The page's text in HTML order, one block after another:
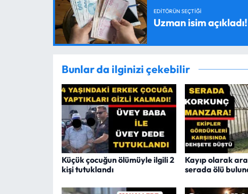
EDITÖRÜN SEÇTIĞI
Uzman isim
Bunlar da ilginizi çekebilir
Küçük çocuğun ölümüyle ilgili 2
kişi tutuklandı
Kayıp olarak
serada ölü